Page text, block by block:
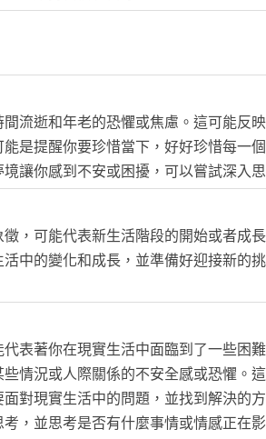
流逝和年老的恐懼或焦慮。這可能反
是提醒你要珍惜當下，好好珍惜每一
讓你感到不安或困擾，可以嘗試深入
，可能代表新生活階段的開始或者成
中的變化和成長，並準備好迎接新的
表著你在現實生活中面臨到了一些困
情況或人際關係的不安全感或恐懼。
對現實生活中的問題，並找到解決的
，並思考是否有什麼事情或情感正在